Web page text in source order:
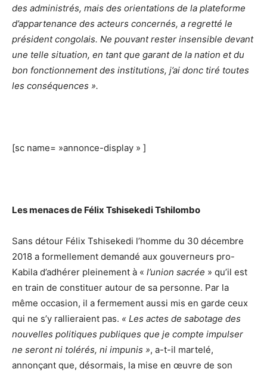
des administrés, mais des orientations de la plateforme
d’appartenance des acteurs concernés, a regretté le
président congolais. Ne pouvant rester insensible devant
une telle situation, en tant que garant de la nation et du
bon fonctionnement des institutions, j’ai donc tiré toutes
les conséquences ».
[sc name= »annonce-display » ]
Les menaces de Félix TshisekediTshilombo
Sans détour Félix Tshisekedi l’homme du 30 décembre
2018 a formellement demandé aux gouverneurs pro-
Kabila d’adhérer pleinement à « l’union sacrée » qu’il est
en train de constituer autour de sa personne. Par la
même occasion, il a fermement aussi mis en garde ceux
qui ne s’y rallieraient pas. « Les actes de sabotage des
nouvelles politiques publiques que je compte impulser
ne seront ni tolérés, ni impunis », a-t-il martelé,
annonçant que, désormais, la mise en œuvre de son